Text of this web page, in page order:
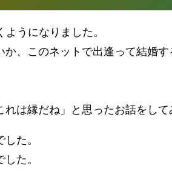
うになりました。
、このネットで出逢って結婚
は縁だね」と思ったお話をして
た。
た。